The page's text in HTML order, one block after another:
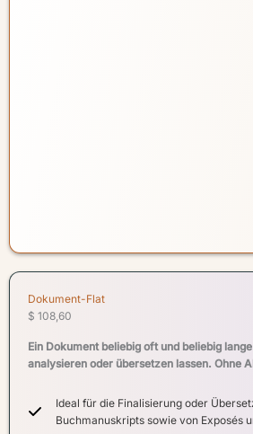
Dokument-Flat
$ 108,60
Ein Dokument beliebig oft und beliebig
analysieren oder übersetzen lassen. Ohne
Ideal für die Finalisierung oder
Buchmanuskripts sowie von Exposés